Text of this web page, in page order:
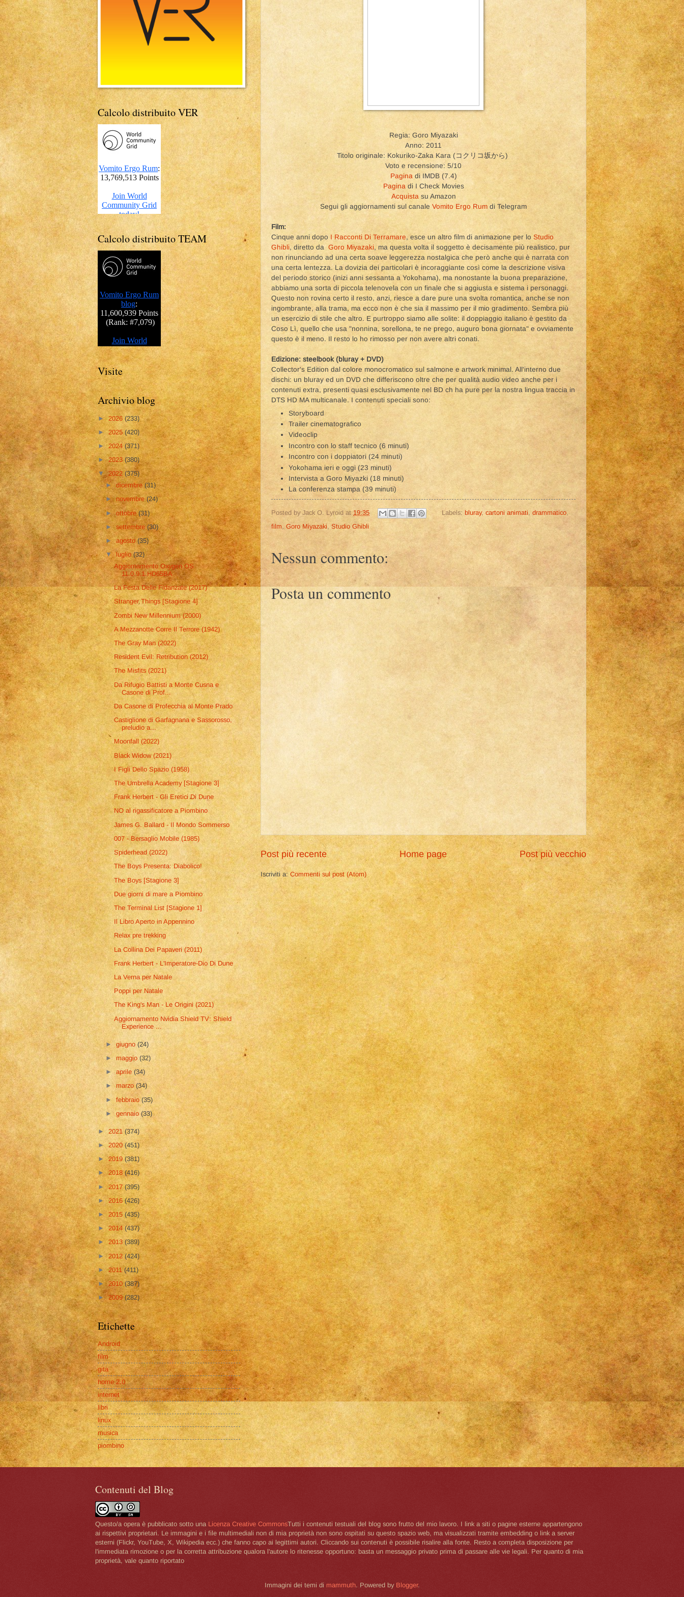
Regia: Goro Miyazaki
Anno: 2011
Titolo originale: Kokuriko-Zaka Kara (コクリコ坂から)
Voto e recensione: 5/10
Pagina di IMDB (7.4)
Pagina di I Check Movies
Acquista su Amazon
Segui gli aggiornamenti sul canale Vomito Ergo Rum di Telegram
Film:
Cinque anni dopo I Racconti Di Terramare, esce un altro film di animazione per lo Studio
Ghibli, diretto da Goro Miyazaki, ma questa volta il soggetto è decisamente più realistico, pur
non rinunciando ad una certa soave leggerezza nostalgica che però anche qui è narrata con
una certa lentezza. La dovizia dei particolari è incoraggiante così come la descrizione visiva
del periodo storico (inizi anni sessanta a Yokohama), ma nonostante la buona preparazione,
abbiamo una sorta di piccola telenovela con un finale che si aggiusta e sistema i personaggi.
Questo non rovina certo il resto, anzi, riesce a dare pure una svolta romantica, anche se non
ingombrante, alla trama, ma ecco non è che sia il massimo per il mio gradimento. Sembra più
un esercizio di stile che altro. E purtroppo siamo alle solite: il doppiaggio italiano è gestito da
Coso Lì, quello che usa "nonnina, sorellona, te ne prego, auguro bona giornata" e ovviamente
questo è il meno. Il resto lo ho rimosso per non avere altri conati.
Edizione: steelbook (bluray + DVD)
Collector's Edition dal colore monocromatico sul salmone e artwork minimal. All'interno due
dischi: un bluray ed un DVD che differiscono oltre che per qualità audio video anche per i
contenuti extra, presenti quasi esclusivamente nel BD ch ha pure per la nostra lingua traccia in
DTS HD MA multicanale. I contenuti speciali sono:
Storyboard
Trailer cinematografico
Videoclip
Incontro con lo staff tecnico (6 minuti)
Incontro con i doppiatori (24 minuti)
Yokohama ieri e oggi (23 minuti)
Intervista a Goro Miyazki (18 minuti)
La conferenza stampa (39 minuti)
Posted by Jack O. Lyroid at 19:35 Labels: bluray, cartoni animati, drammatico,
film, Goro Miyazaki, Studio Ghibli
Nessun commento:
Posta un commento
Post più recente Post più vecchio
Home page
Iscriviti a:Commenti sul post (Atom)
Calcolo distribuito VER
Calcolo distribuito TEAM
Visite
Archivio blog
► 2026(233)
►2025(420)
► 2024 (371)
►2023(380)
▼2022(375)
►dicembre(31)
►novembre(24)
►ottobre(31)
►settembre(30)
►agosto(35)
▼luglio(32)
Aggiornamento Oxygen OS
11.0.9.1.HD65BA
La Festa Delle Fidanzate (2017)
Stranger Things [Stagione 4]
Zombi New Millennium (2000)
A Mezzanotte Corre Il Terrore (1942)
The Gray Man (2022)
Resident Evil: Retribution (2012)
The Misfits (2021)
Da Rifugio Battisti a Monte Cusna e
Casone di Prof...
Da Casone di Profecchia al Monte Prado
Castiglione di Garfagnana e Sassorosso,
preludio a...
Moonfall (2022)
Black Widow (2021)
I Figli Dello Spazio (1958)
The Umbrella Academy [Stagione 3]
Frank Herbert - Gli Eretici Di Dune
NO al rigassificatore a Piombino
James G. Ballard - Il Mondo Sommerso
007 - Bersaglio Mobile (1985)
Spiderhead (2022)
The Boys Presenta: Diabolico!
The Boys [Stagione 3]
Due giorni di mare a Piombino
The Terminal List [Stagione 1]
Il Libro Aperto in Appennino
Relax pre trekking
La Collina Dei Papaveri (2011)
Frank Herbert - L'Imperatore-Dio Di Dune
La Verna per Natale
Poppi per Natale
The King's Man - Le Origini (2021)
Aggiornamento Nvidia Shield TV: Shield
Experience ...
►giugno(24)
►maggio(32)
►aprile(34)
►marzo(34)
►febbraio(35)
►gennaio(33)
► 2021 (374)
►2020(451)
►2019(381)
► 2018(416)
►2017(395)
►2016(426)
►2015(435)
►2014(437)
►2013 (389)
►2012(424)
►2011(411)
►2010(387)
►2009(282)
Etichette
Android
film
gita
home 2.0
internet
libri
linux
musica
piombino
Contenuti del Blog
Questo/a opera è pubblicato sotto una Licenza Creative CommonsTutti i contenuti testuali del blog sono frutto del mio lavoro. I link a siti o pagine esterne appartengono
ai rispettivi proprietari. Le immagini e i file multimediali non di mia proprietà non sono ospitati su questo spazio web, ma visualizzati tramite embedding o link a server
esterni (Flickr, YouTube, X, Wikipedia ecc.) che fanno capo ai legittimi autori. Cliccando sui contenuti è possibile risalire alla fonte. Resto a completa disposizione per
l'immediata rimozione o per la corretta attribuzione qualora l'autore lo ritenesse opportuno: basta un messaggio privato prima di passare alle vie legali. Per quanto di mia
proprietà, vale quanto riportato
Immagini dei temi di mammuth. Powered by Blogger.